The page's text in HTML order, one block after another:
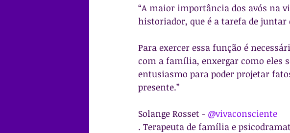
“A maior importância dos avós na
historiador, que é a tarefa de juntar
Para exercer essa função é
com a família, enxergar como eles
entusiasmo para poder projetar
presente.”
Solange Rosset - @vivaconsciente
. Terapeuta de família e